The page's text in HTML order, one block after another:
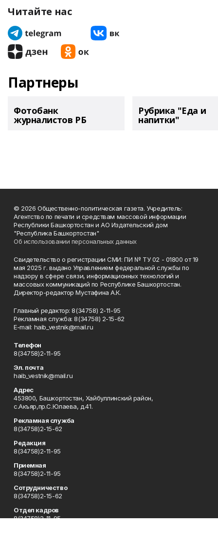
Читайте нас
Партнеры
Фотобанк
журналистов РБ
Рубрика "Еда и
напитки"
© 2026 Общественно-политическая газета. Учредитель:
Агентство по печати и средствам массовой информации
Республики Башкортостан и АО Издательский дом
"Республика Башкортостан"
Об использовании персональных данных
Свидетельство о регистрации СМИ: ПИ № ТУ 02 - 01800 от 19
мая 2025 г. выдано Управлением федеральной службы по
надзору в сфере связи, информационных технологий и
массовых коммуникаций по Республике Башкортостан.
Директор-редактор Мустафина А.К.
Главный редактор: 8(34758) 2-11-95
Рекламная служба: 8(34758) 2-15-62
Е-mаil: haib_vestnik@mail.ru
Телефон
8(34758)2-11-95
Эл. почта
haib_vestnik@mail.ru
Адрес
453800, Башкортостан, Хайбуллинский район,
с.Акъяр,пр.С.Юлаева, д.41.
Рекламная служба
8(34758)2-15-62
Редакция
8(34758)2-11-95
Приемная
8(34758)2-11-95
Сотрудничество
8(34758)2-15-62
Отдел кадров
8(34758)2-11-95